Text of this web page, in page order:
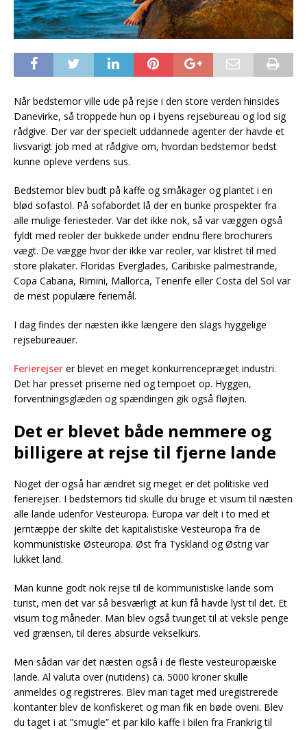
Når bedstemor ville ude på rejse i den store verden hinsides
Danevirke, så troppede hun op i byens rejsebureau og lod sig
rådgive. Der var der specielt uddannede agenter der havde et
livsvarigt job med at rådgive om, hvordan bedstemor bedst
kunne opleve verdens sus.
Bedstemor blev budt på kaffe og småkager og plantet i en
blød sofastol. På sofabordet lå der en bunke prospekter fra
alle mulige feriesteder. Var det ikke nok, så var væggen også
fyldt med reoler der bukkede under endnu flere brochurers
vægt. De vægge hvor der ikke var reoler, var klistret til med
store plakater. Floridas Everglades, Caribiske palmestrande,
Copa Cabana, Rimini, Mallorca, Tenerife eller Costa del Sol var
de mest populære feriemål.
I dag findes der næsten ikke længere den slags hyggelige
rejsebureauer.
Ferierejser er blevet en meget konkurrencepræget industri.
Det har presset priserne ned og tempoet op. Hyggen,
forventningsglæden og spændingen gik også fløjten.
Det er blevet både nemmere og
billigere at rejse til fjerne lande
Noget der også har ændret sig meget er det politiske ved
ferierejser. I bedstemors tid skulle du bruge et visum til næsten
alle lande udenfor Vesteuropa. Europa var delt i to med et
jerntæppe der skilte det kapitalistiske Vesteuropa fra de
kommunistiske Østeuropa. Øst fra Tyskland og Østrig var
lukket land.
Man kunne godt nok rejse til de kommunistiske lande som
turist, men det var så besværligt at kun få havde lyst til det. Et
visum tog måneder. Man blev også tvunget til at veksle penge
ved grænsen, til deres absurde vekselkurs.
Men sådan var det næsten også i de fleste vesteuropæiske
lande. Al valuta over (nutidens) ca. 5000 kroner skulle
anmeldes og registreres. Blev man taget med uregistrerede
kontanter blev de konfiskeret og man fik en bøde oveni. Blev
du taget i at ”smugle” et par kilo kaffe i bilen fra Frankrig til